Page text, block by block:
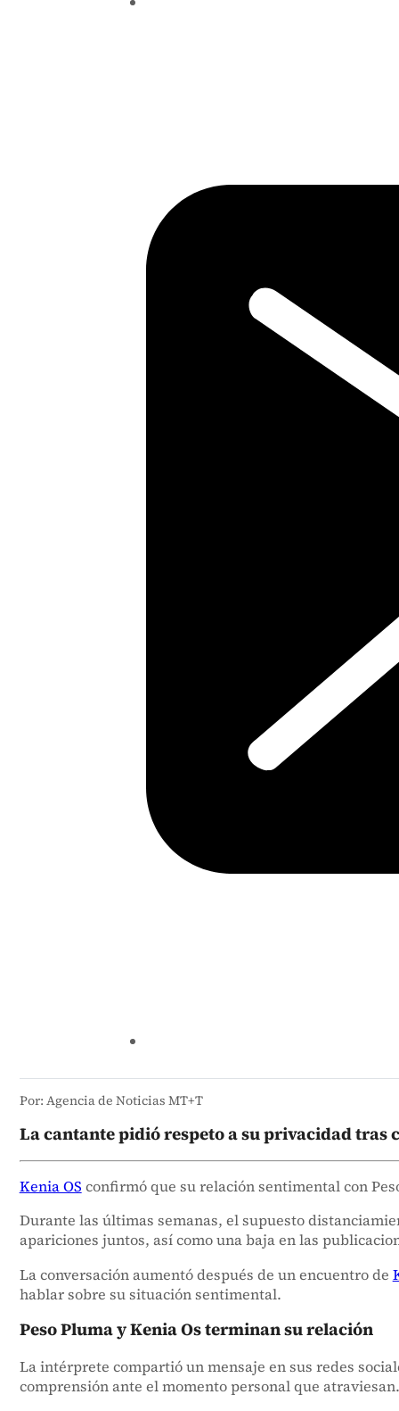
Por: Agencia de Noticias MT+T
La cantante pidió respeto a su privacidad
Kenia OS confirmó que su relación sentimental con
Durante las últimas semanas, el supuesto
apariciones juntos, así como una baja en las
La conversación aumentó después de un encuentro de
hablar sobre su situación sentimental.
Peso Pluma y Kenia Os terminan su relación
La intérprete compartió un mensaje en sus redes
comprensión ante el momento personal que atraviesan.